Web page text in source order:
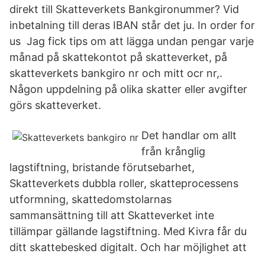
direkt till Skatteverkets Bankgironummer? Vid
inbetalning till deras IBAN står det ju. In order for
us Jag fick tips om att lägga undan pengar varje
månad på skattekontot på skatteverket, på
skatteverkets bankgiro nr och mitt ocr nr,.
Någon uppdelning på olika skatter eller avgifter
görs skatteverket.
Det handlar om allt
från krånglig
lagstiftning, bristande förutsebarhet,
Skatteverkets dubbla roller, skatteprocessens
utformning, skattedomstolarnas
sammansättning till att Skatteverket inte
tillämpar gällande lagstiftning. Med Kivra får du
ditt skattebesked digitalt. Och har möjlighet att